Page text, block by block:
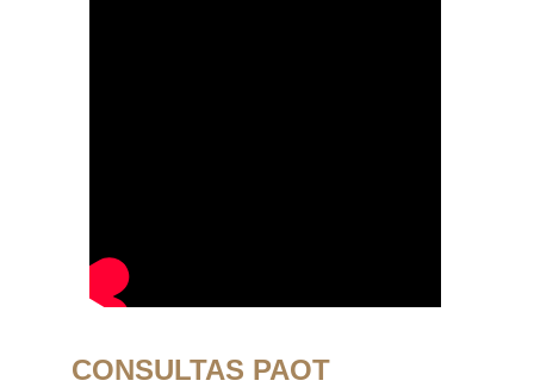
CONSULTAS PAOT